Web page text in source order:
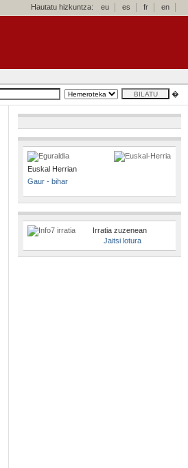
Hautatu hizkuntza: eu es fr en
�
Euskal Herrian
Gaur - bihar
Irratia zuzenean
Jaitsi lotura